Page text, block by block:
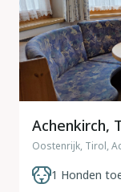
Achenkirch,
Oostenrijk, Tirol,
1 Honden